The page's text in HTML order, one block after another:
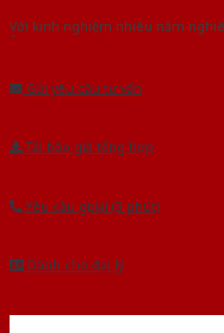
Với kinh nghiệm nhiêu năm
Gửi yêu cầu tư vấn
Tải báo giá tổng hợp
Yêu cầu gọi lại (3 phút)
Dành cho đại lý